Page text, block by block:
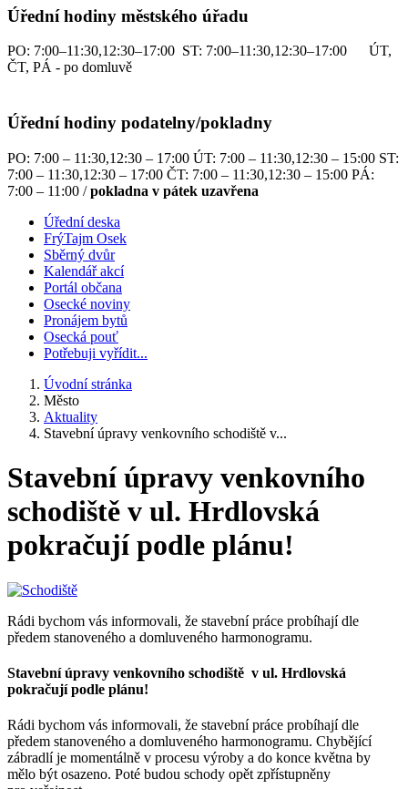
Úřední hodiny městského úřadu
PO: 7:00–11:30,12:30–17:00 ST: 7:00–11:30,12:30–17:00 ÚT,
ČT, PÁ - po domluvě
Úřední hodiny podatelny/pokladny
PO: 7:00 – 11:30,12:30 – 17:00 ÚT: 7:00 – 11:30,12:30 – 15:00 ST:
7:00 – 11:30,12:30 – 17:00 ČT: 7:00 – 11:30,12:30 – 15:00 PÁ:
7:00 – 11:00 /pokladna v pátek uzavřena
Úřední deska
FrýTajm Osek
Sběrný dvůr
Kalendář akcí
Portál občana
Osecké noviny
Pronájem bytů
Osecká pouť
Potřebuji vyřídit...
Úvodní stránka
Město
Aktuality
Stavební úpravy venkovního schodiště v...
Stavební úpravy venkovního
schodiště v ul. Hrdlovská
pokračují podle plánu!
Rádi bychom vás informovali, že stavební práce probíhají dle
předem stanoveného a domluveného harmonogramu.
Stavební úpravy venkovního schodiště v ul. Hrdlovská
pokračují podle plánu!
Rádi bychom vás informovali, že stavební práce probíhají dle
předem stanoveného a domluveného harmonogramu. Chybějící
zábradlí je momentálně v procesu výroby a do konce května by
mělo být osazeno. Poté budou schody opět zpřístupněny